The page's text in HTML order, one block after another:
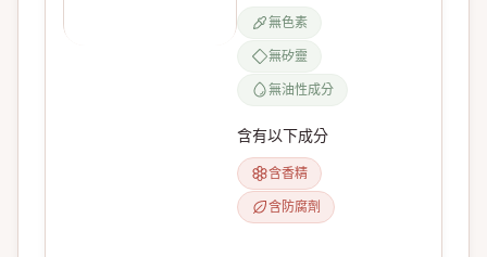
無色素
無矽靈
無油性成分
含有以下成分
含香精
含防腐劑